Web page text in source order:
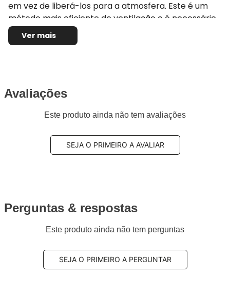
em vez de liberá-los para a atmosfera. Este é um
método mais eficiente de ventilação e é necessário
para atender as normas atuais de emissão.
Ver mais
Avaliações
Este produto ainda não tem avaliações
SEJA O PRIMEIRO A AVALIAR
Perguntas & respostas
Este produto ainda não tem perguntas
SEJA O PRIMEIRO A PERGUNTAR